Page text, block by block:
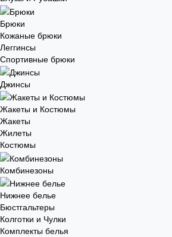
Брюки
Кожаные брюки
Леггинсы
Спортивные брюки
Джинсы
Жакеты и Костюмы
Жакеты
Жилеты
Костюмы
Комбинезоны
Нижнее белье
Бюстгальтеры
Колготки и Чулки
Комплекты белья